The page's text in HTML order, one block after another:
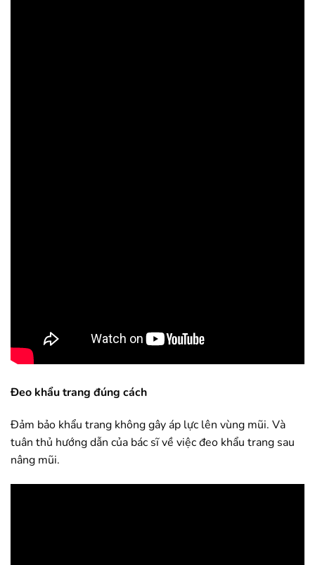
Đeo khẩu trang đúng cách
Đảm bảo khẩu trang không gây áp lực lên vùng mũi. Và
tuân thủ hướng dẫn của bác sĩ về việc đeo khẩu trang sau
nâng mũi.